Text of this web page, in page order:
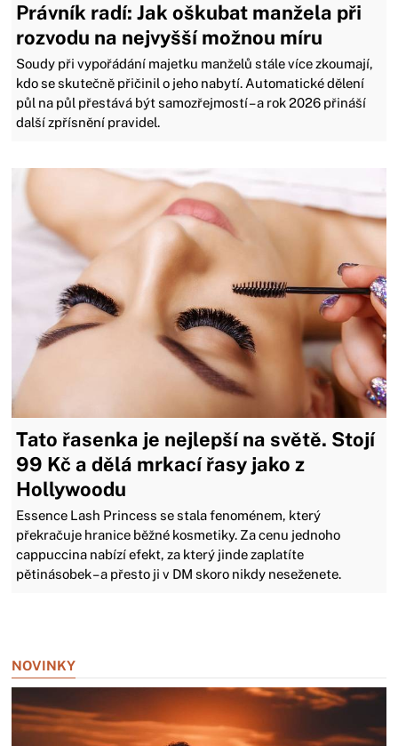
Právník radí: Jak oškubat manžela při
rozvodu na nejvyšší možnou míru
Soudy při vypořádání majetku manželů stále více zkoumají,
kdo se skutečně přičinil o jeho nabytí. Automatické dělení
půl na půl přestává být samozřejmostí – a rok 2026 přináší
další zpřísnění pravidel.
Tato řasenka je nejlepší na světě. Stojí
99 Kč a dělá mrkací řasy jako z
Hollywoodu
Essence Lash Princess se stala fenoménem, který
překračuje hranice běžné kosmetiky. Za cenu jednoho
cappuccina nabízí efekt, za který jinde zaplatíte
pětinásobek – a přesto ji v DM skoro nikdy neseženete.
NOVINKY